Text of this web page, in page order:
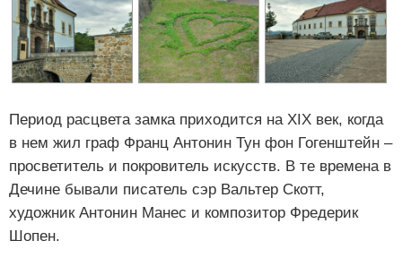
Период расцвета замка приходится на XIX век, когда
в нем жил граф Франц Антонин Тун фон Гогенштейн –
просветитель и покровитель искусств. В те времена в
Дечине бывали писатель сэр Вальтер Скотт,
художник Антонин Манес и композитор Фредерик
Шопен.